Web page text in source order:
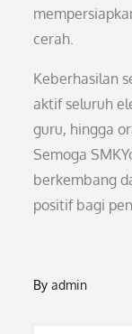
cerah.
Keberhasilan
aktif seluruh
guru, hingga
Semoga
berkembang
positif bagi
Byadmin